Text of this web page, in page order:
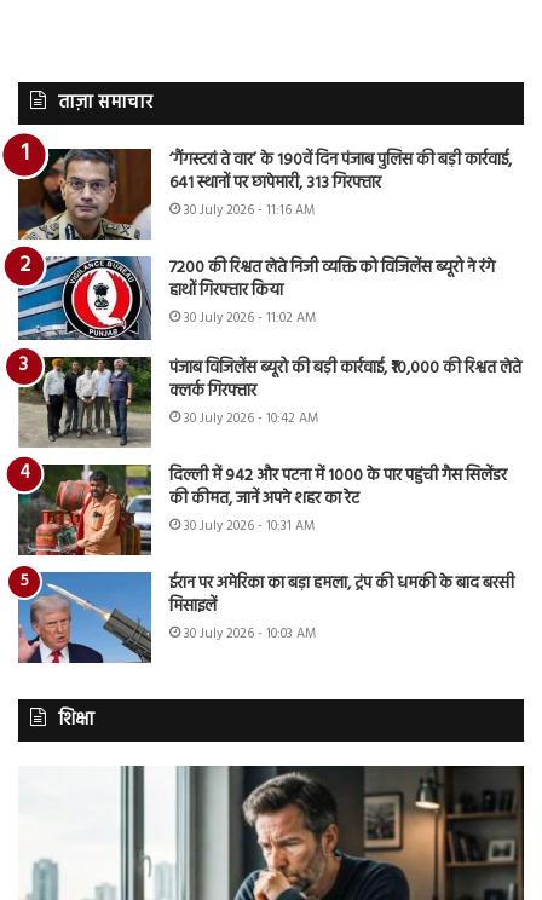
ताज़ा समाचार
‘गैंगस्टरां ते वार’ के 190वें दिन पंजाब पुलिस की बड़ी कार्रवाई,
641 स्थानों पर छापेमारी, 313 गिरफ्तार
30 July 2026 - 11:16 AM
7200 की रिश्वत लेते निजी व्यक्ति को विजिलेंस ब्यूरो ने रंगे
हाथों गिरफ्तार किया
30 July 2026 - 11:02 AM
पंजाब विजिलेंस ब्यूरो की बड़ी कार्रवाई, ₹10,000 की रिश्वत लेते
क्लर्क गिरफ्तार
30 July 2026 - 10:42 AM
दिल्ली में 942 और पटना में 1000 के पार पहुंची गैस सिलेंडर
की कीमत, जानें अपने शहर का रेट
30 July 2026 - 10:31 AM
ईरान पर अमेरिका का बड़ा हमला, ट्रंप की धमकी के बाद बरसी
मिसाइलें
30 July 2026 - 10:03 AM
शिक्षा